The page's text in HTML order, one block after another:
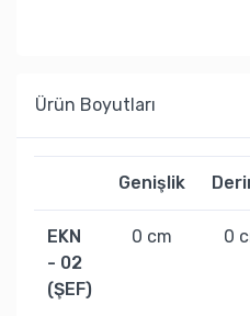
Ürün Boyutları
Genişlik
EKN
- 02
(ŞEF)
0 cm 0